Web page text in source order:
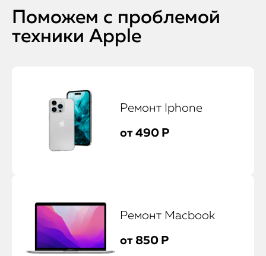
iPhone
Watch
iPad
Поможем с проблемой
техники Apple
Ремонт Iphone
от 490 Р
Ремонт Macbook
от 850 Р